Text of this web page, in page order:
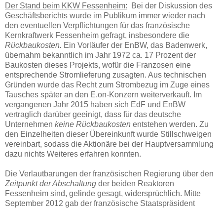
Der Stand beim KKW Fessenheim: Bei der Diskussion des
Geschäftsberichts wurde im Publikum immer wieder nach
den eventuellen Verpflichtungen für das französische
Kernkraftwerk Fessenheim gefragt, insbesondere die
Rückbaukosten. Ein Vorläufer der EnBW, das Badenwerk,
übernahm bekanntlich im Jahr 1972 ca. 17 Prozent der
Baukosten dieses Projekts, wofür die Franzosen eine
entsprechende Stromlieferung zusagten. Aus technischen
Gründen wurde das Recht zum Strombezug im Zuge eines
Tausches später an den E.on-Konzern weiterverkauft. Im
vergangenen Jahr 2015 haben sich EdF und EnBW
vertraglich darüber geeinigt, dass für das deutsche
Unternehmen keine Rückbaukosten entstehen werden. Zu
den Einzelheiten dieser Übereinkunft wurde Stillschweigen
vereinbart, sodass die Aktionäre bei der Hauptversammlung
dazu nichts Weiteres erfahren konnten.
Die Verlautbarungen der französischen Regierung über den
Zeitpunkt der Abschaltung der beiden Reaktoren
Fessenheim sind, gelinde gesagt, widersprüchlich. Mitte
September 2012 gab der französische Staatspräsident